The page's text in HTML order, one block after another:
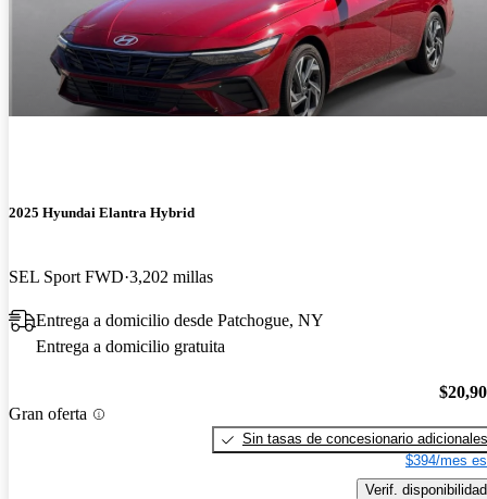
2025 Hyundai Elantra Hybrid
SEL Sport FWD 3,202 millas
Entrega a domicilio desde Patchogue, NY
Entrega a domicilio gratuita
Gran oferta
Sin tasas de concesionario adicionales
$394/mes
Verif. disponibilidad